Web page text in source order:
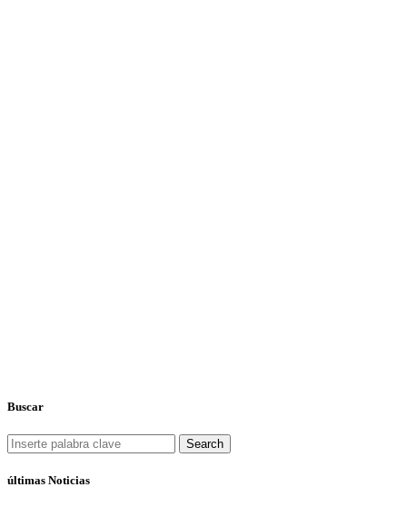
Buscar
Search
últimas Noticias